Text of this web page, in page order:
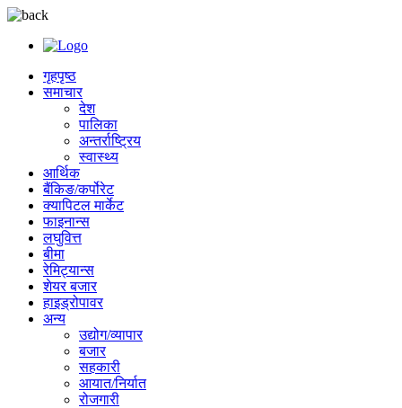
गृहपृष्ठ
समाचार
देश
पालिका
अन्तर्राष्ट्रिय
स्वास्थ्य
आर्थिक
बैंकिङ/कर्पोरेट
क्यापिटल मार्केट
फाइनान्स
लघुवित्त
बीमा
रेमिट्यान्स
शेयर बजार
हाइड्रोपावर
अन्य
उद्योग/व्यापार
बजार
सहकारी
आयात/निर्यात
रोजगारी